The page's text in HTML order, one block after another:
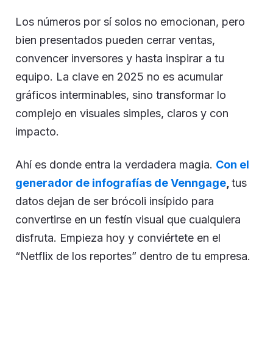
Los números por sí solos no emocionan, pero
bien presentados pueden cerrar ventas,
convencer inversores y hasta inspirar a tu
equipo. La clave en 2025 no es acumular
gráficos interminables, sino transformar lo
complejo en visuales simples, claros y con
impacto.
Ahí es donde entra la verdadera magia. Con el
generador de infografías de Venngage tus
datos dejan de ser brócoli insípido para
convertirse en un festín visual que cualquiera
disfruta. Empieza hoy y conviértete en el
“Netflix de los reportes” dentro de tu empresa.